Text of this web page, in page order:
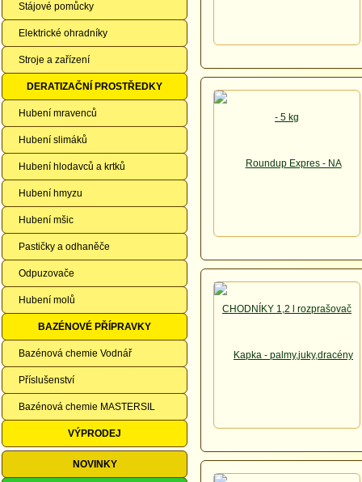
Stájové pomůcky
Elektrické ohradníky
Stroje a zařízení
DERATIZAČNÍ PROSTŘEDKY
Hubení mravenců
Hubení slimáků
Hubení hlodavců a krtků
Hubení hmyzu
Hubení mšic
Pastičky a odhaněče
Odpuzovače
Hubení molů
BAZÉNOVÉ PŘÍPRAVKY
Bazénová chemie Vodnář
Příslušenství
Bazénová chemie MASTERSIL
VÝPRODEJ
NOVINKY